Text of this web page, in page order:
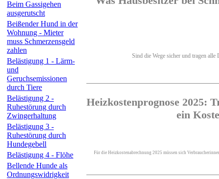
Beim Gassigehen
ausgerutscht
Beißender Hund in der
Wohnung - Mieter
muss Schmerzensgeld
zahlen
Belästigung 1 - Lärm-
und
Geruchsemissionen
durch Tiere
Belästigung 2 -
Ruhestörung durch
Zwingerhaltung
Belästigung 3 -
Ruhestörung durch
Hundegebell
Belästigung 4 - Flöhe
Bellende Hunde als
Ordnungswidrigkeit
Sind die Wege sicher und tragen alle
Heizkostenprognose 2025:
ein
Für die Heizkostenabrechnung 2025 müssen sich